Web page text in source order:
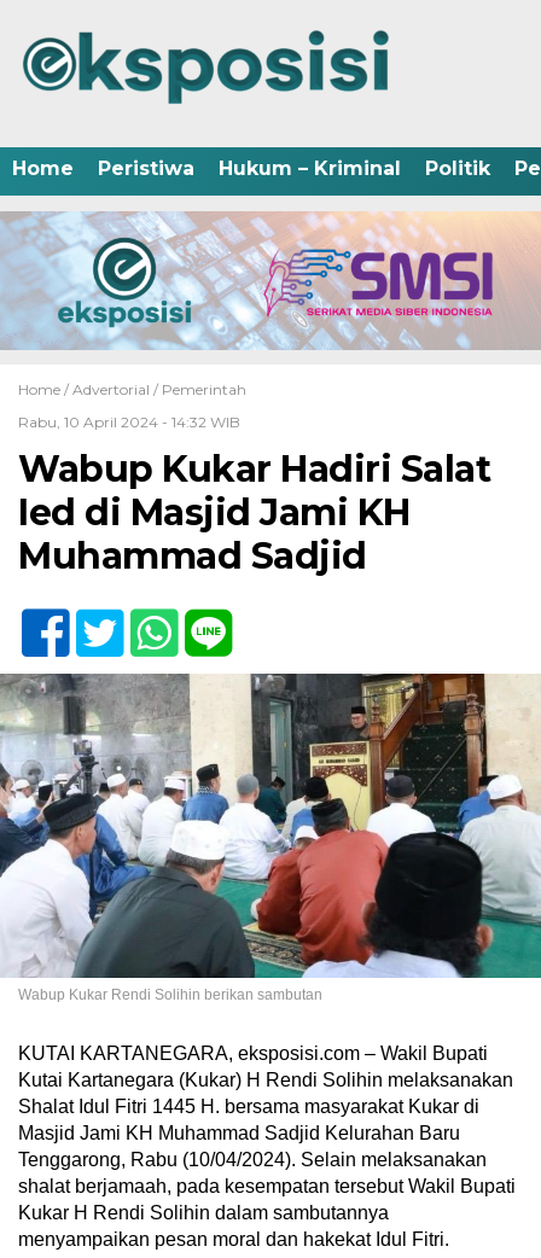
Home Peristiwa Hukum – Kriminal Politik
Home / Advertorial / Pemerintah
Rabu, 10 April 2024 - 14:32 WIB
Wabup Kukar Hadiri Salat
Ied di Masjid Jami KH
Muhammad Sadjid
Wabup Kukar Rendi Solihin berikan sambutan
KUTAI KARTANEGARA, eksposisi.com – Wakil Bupati
Kutai Kartanegara (Kukar) H Rendi Solihin melaksanakan
Shalat Idul Fitri 1445 H. bersama masyarakat Kukar di
Masjid Jami KH Muhammad Sadjid Kelurahan Baru
Tenggarong, Rabu (10/04/2024). Selain melaksanakan
shalat berjamaah, pada kesempatan tersebut Wakil Bupati
Kukar H Rendi Solihin dalam sambutannya
menyampaikan pesan moral dan hakekat Idul Fitri.